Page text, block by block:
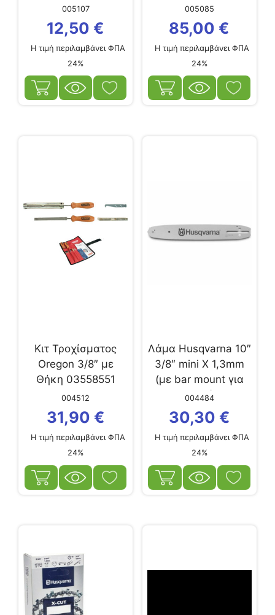
005107
12,50 €
Η τιμή περιλαμβάνει ΦΠΑ
24%
005085
85,00 €
Η τιμή περιλαμβάνει ΦΠΑ
24%
Κιτ Τροχίσματος
Oregon 3/8″ με
Θήκη 03558551
004512
31,90 €
Η τιμή περιλαμβάνει ΦΠΑ
24%
Λάμα Husqvarna 10″
3/8″ mini X 1,3mm
(με bar mount για
T425)
004484
30,30 €
Η τιμή περιλαμβάνει ΦΠΑ
24%